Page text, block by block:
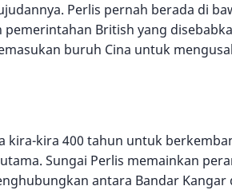
Perlis pernah berada di
British yang
buruh Cina untuk
kira 400 tahun untuk
Sungai Perlis memainkan
antara Bandar